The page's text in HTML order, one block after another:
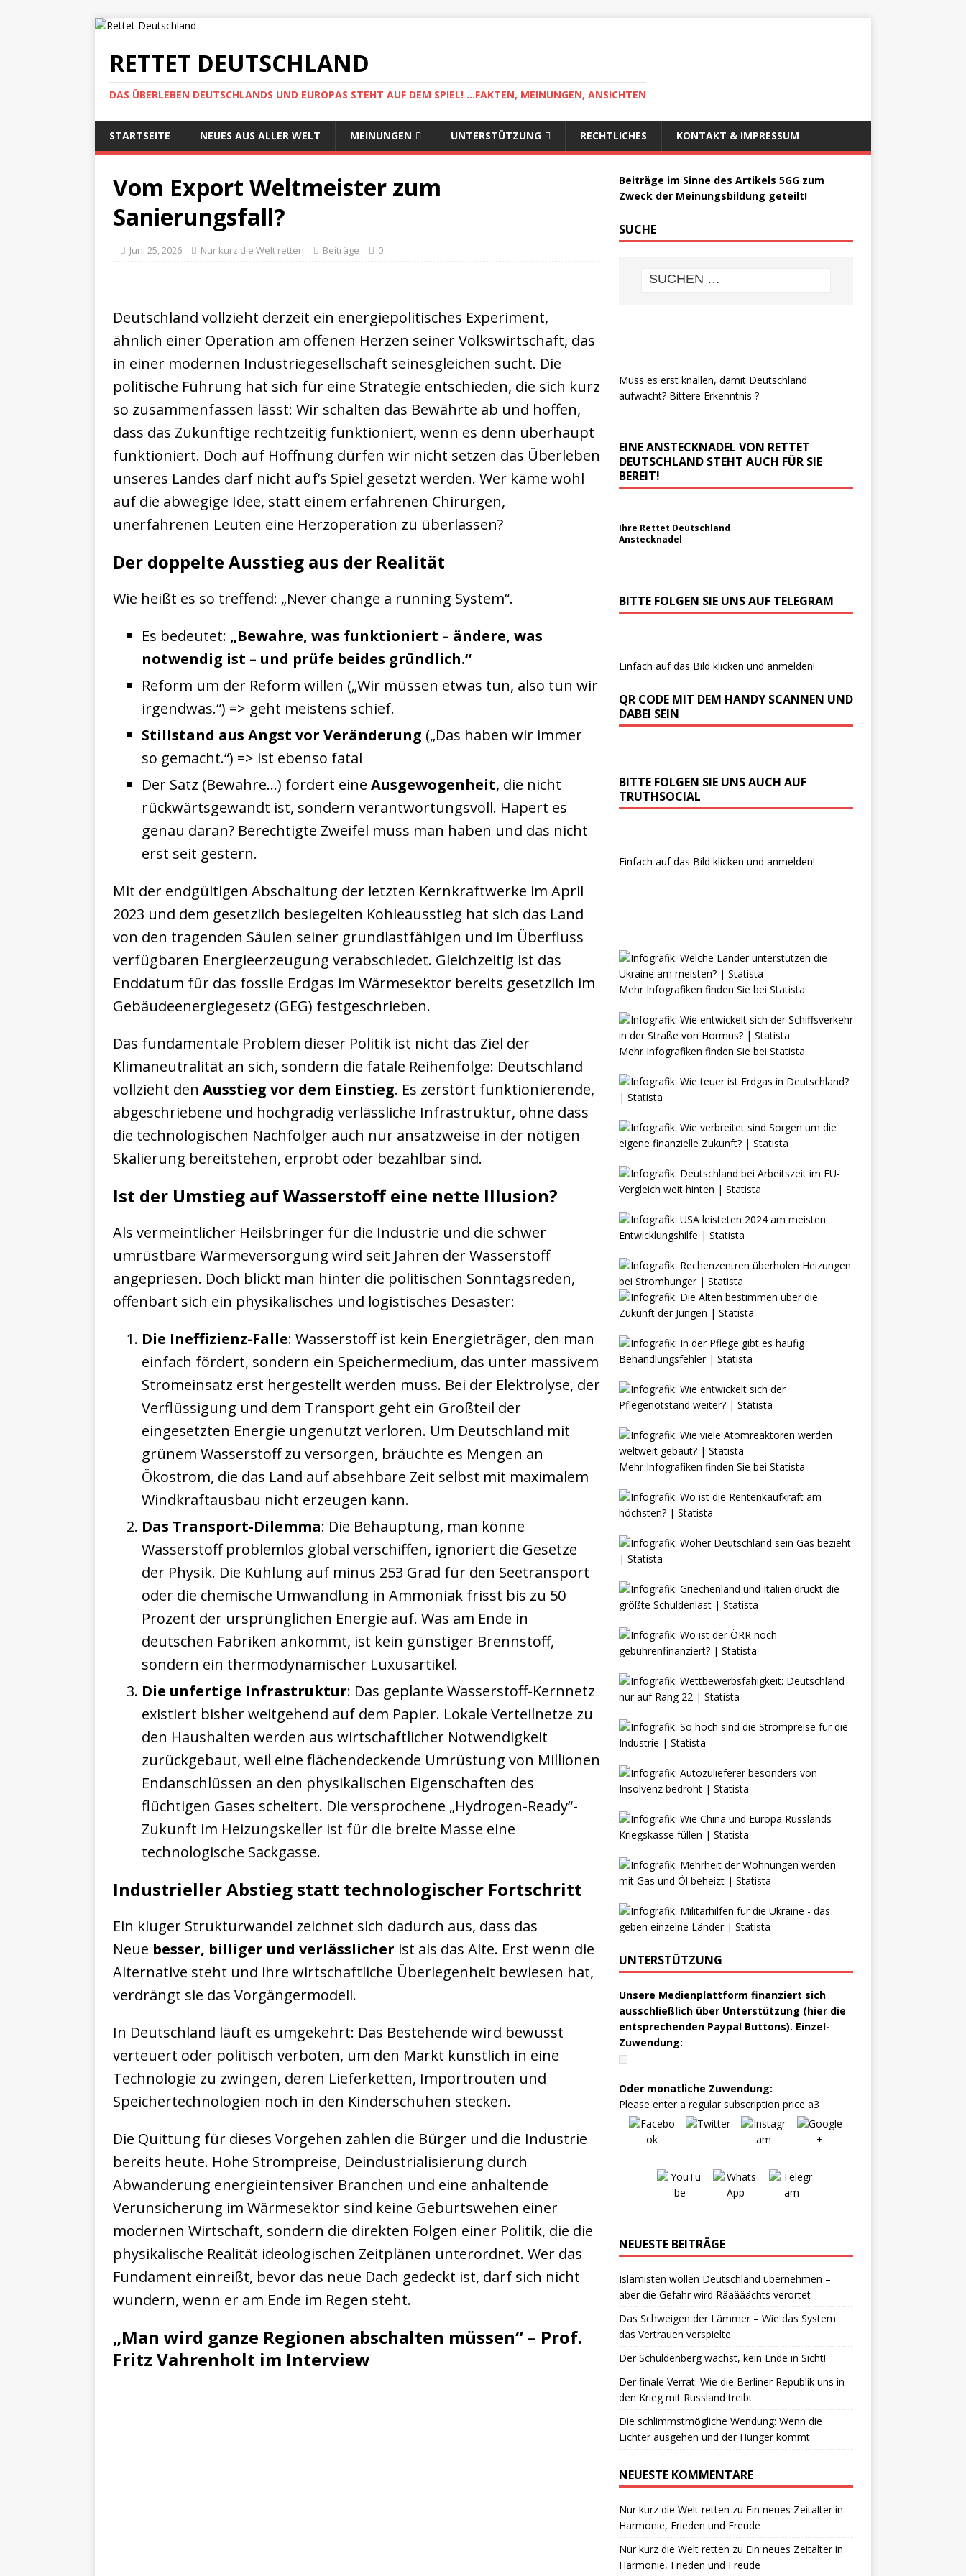
RETTET DEUTSCHLAND
DAS ÜBERLEBEN DEUTSCHLANDS UND EUROPAS STEHT AUF DEM SPIEL! ...FAKTEN, MEINUNGEN, ANSICHTEN
STARTSEITE NEUES AUS ALLER WELT MEINUNGEN UNTERSTÜTZUNG RECHTLICHES KONTAKT & IMPRESSUM
Vom Export Weltmeister zum
Sanierungsfall?
Juni 25, 2026 Nur kurz die Welt retten Beiträge 0
Deutschland vollzieht derzeit ein energiepolitisches Experiment,
ähnlich einer Operation am offenen Herzen seiner Volkswirtschaft, das
in einer modernen Industriegesellschaft seinesgleichen sucht. Die
politische Führung hat sich für eine Strategie entschieden, die sich kurz
so zusammenfassen lässt: Wir schalten das Bewährte ab und hoffen,
dass das Zukünftige rechtzeitig funktioniert, wenn es denn überhaupt
funktioniert. Doch auf Hoffnung dürfen wir nicht setzen das Überleben
unseres Landes darf nicht auf’s Spiel gesetzt werden. Wer käme wohl
auf die abwegige Idee, statt einem erfahrenen Chirurgen,
unerfahrenen Leuten eine Herzoperation zu überlassen?
Der doppelte Ausstieg aus der Realität
Wie heißt es so treffend: „Never change a running System“.
Es bedeutet: „Bewahre, was funktioniert – ändere, was
notwendig ist – und prüfe beides gründlich.“
Reform um der Reform willen („Wir müssen etwas tun, also tun wir
irgendwas.“) => geht meistens schief.
Stillstand aus Angst vor Veränderung („Das haben wir immer
so gemacht.“) => ist ebenso fatal
Der Satz (Bewahre…) fordert eine Ausgewogenheit, die nicht
rückwärtsgewandt ist, sondern verantwortungsvoll. Hapert es
genau daran? Berechtigte Zweifel muss man haben und das nicht
erst seit gestern.
Mit der endgültigen Abschaltung der letzten Kernkraftwerke im April
2023 und dem gesetzlich besiegelten Kohleausstieg hat sich das Land
von den tragenden Säulen seiner grundlastfähigen und im Überfluss
verfügbaren Energieerzeugung verabschiedet. Gleichzeitig ist das
Enddatum für das fossile Erdgas im Wärmesektor bereits gesetzlich im
Gebäudeenergiegesetz (GEG) festgeschrieben.
Das fundamentale Problem dieser Politik ist nicht das Ziel der
Klimaneutralität an sich, sondern die fatale Reihenfolge: Deutschland
vollzieht den Ausstieg vor dem Einstieg. Es zerstört funktionierende,
abgeschriebene und hochgradig verlässliche Infrastruktur, ohne dass
die technologischen Nachfolger auch nur ansatzweise in der nötigen
Skalierung bereitstehen, erprobt oder bezahlbar sind.
Ist der Umstieg auf Wasserstoff eine nette Illusion?
Als vermeintlicher Heilsbringer für die Industrie und die schwer
umrüstbare Wärmeversorgung wird seit Jahren der Wasserstoff
angepriesen. Doch blickt man hinter die politischen Sonntagsreden,
offenbart sich ein physikalisches und logistisches Desaster:
Die Ineffizienz-Falle: Wasserstoff ist kein Energieträger, den man
einfach fördert, sondern ein Speichermedium, das unter massivem
Stromeinsatz erst hergestellt werden muss. Bei der Elektrolyse, der
Verflüssigung und dem Transport geht ein Großteil der
eingesetzten Energie ungenutzt verloren. Um Deutschland mit
grünem Wasserstoff zu versorgen, bräuchte es Mengen an
Ökostrom, die das Land auf absehbare Zeit selbst mit maximalem
Windkraftausbau nicht erzeugen kann.
Das Transport-Dilemma: Die Behauptung, man könne
Wasserstoff problemlos global verschiffen, ignoriert die Gesetze
der Physik. Die Kühlung auf minus 253 Grad für den Seetransport
oder die chemische Umwandlung in Ammoniak frisst bis zu 50
Prozent der ursprünglichen Energie auf. Was am Ende in
deutschen Fabriken ankommt, ist kein günstiger Brennstoff,
sondern ein thermodynamischer Luxusartikel.
Die unfertige Infrastruktur: Das geplante Wasserstoff-Kernnetz
existiert bisher weitgehend auf dem Papier. Lokale Verteilnetze zu
den Haushalten werden aus wirtschaftlicher Notwendigkeit
zurückgebaut, weil eine flächendeckende Umrüstung von Millionen
Endanschlüssen an den physikalischen Eigenschaften des
flüchtigen Gases scheitert. Die versprochene „Hydrogen-Ready“-
Zukunft im Heizungskeller ist für die breite Masse eine
technologische Sackgasse.
Industrieller Abstieg statt technologischer Fortschritt
Ein kluger Strukturwandel zeichnet sich dadurch aus, dass das
Neue besser, billiger und verlässlicher ist als das Alte. Erst wenn die
Alternative steht und ihre wirtschaftliche Überlegenheit bewiesen hat,
verdrängt sie das Vorgängermodell.
In Deutschland läuft es umgekehrt: Das Bestehende wird bewusst
verteuert oder politisch verboten, um den Markt künstlich in eine
Technologie zu zwingen, deren Lieferketten, Importrouten und
Speichertechnologien noch in den Kinderschuhen stecken.
Die Quittung für dieses Vorgehen zahlen die Bürger und die Industrie
bereits heute. Hohe Strompreise, Deindustrialisierung durch
Abwanderung energieintensiver Branchen und eine anhaltende
Verunsicherung im Wärmesektor sind keine Geburtswehen einer
modernen Wirtschaft, sondern die direkten Folgen einer Politik, die die
physikalische Realität ideologischen Zeitplänen unterordnet. Wer das
Fundament einreißt, bevor das neue Dach gedeckt ist, darf sich nicht
wundern, wenn er am Ende im Regen steht.
„Man wird ganze Regionen abschalten müssen“ – Prof.
Fritz Vahrenholt im Interview
Beiträge im Sinne des Artikels 5GG zum
Zweck der Meinungsbildung geteilt!
SUCHE
Muss es erst knallen, damit Deutschland
aufwacht? Bittere Erkenntnis ?
EINE ANSTECKNADEL VON RETTET
DEUTSCHLAND STEHT AUCH FÜR SIE
BEREIT!
Ihre Rettet Deutschland
Anstecknadel
BITTE FOLGEN SIE UNS AUF TELEGRAM
Einfach auf das Bild klicken und anmelden!
QR CODE MIT DEM HANDY SCANNEN UND
DABEI SEIN
BITTE FOLGEN SIE UNS AUCH AUF
TRUTHSOCIAL
Einfach auf das Bild klicken und anmelden!
Mehr Infografiken finden Sie bei Statista
Mehr Infografiken finden Sie bei Statista
Mehr Infografiken finden Sie bei Statista
UNTERSTÜTZUNG
Unsere Medienplattform finanziert sich
ausschließlich über Unterstützung (hier die
entsprechenden Paypal Buttons). Einzel-
Zuwendung:
Oder monatliche Zuwendung:
Please enter a regular subscription price a3
NEUESTE BEITRÄGE
Islamisten wollen Deutschland übernehmen –
aber die Gefahr wird Rääääächts verortet
Das Schweigen der Lämmer – Wie das System
das Vertrauen verspielte
Der Schuldenberg wächst, kein Ende in Sicht!
Der finale Verrat: Wie die Berliner Republik uns in
den Krieg mit Russland treibt
Die schlimmstmögliche Wendung: Wenn die
Lichter ausgehen und der Hunger kommt
NEUESTE KOMMENTARE
Nur kurz die Welt retten zu Ein neues Zeitalter in
Harmonie, Frieden und Freude
Nur kurz die Welt retten zu Ein neues Zeitalter in
Harmonie, Frieden und Freude